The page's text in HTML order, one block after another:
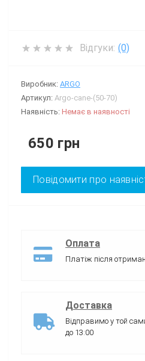
Відгуки: (0)
Виробник: ARGO
Артикул: Argo-cane-(50-70)
Наявність: Немає в наявності
650 грн
Повідомити про
Оплата
Платіж після
Доставка
Відправимо у той
до 13:00